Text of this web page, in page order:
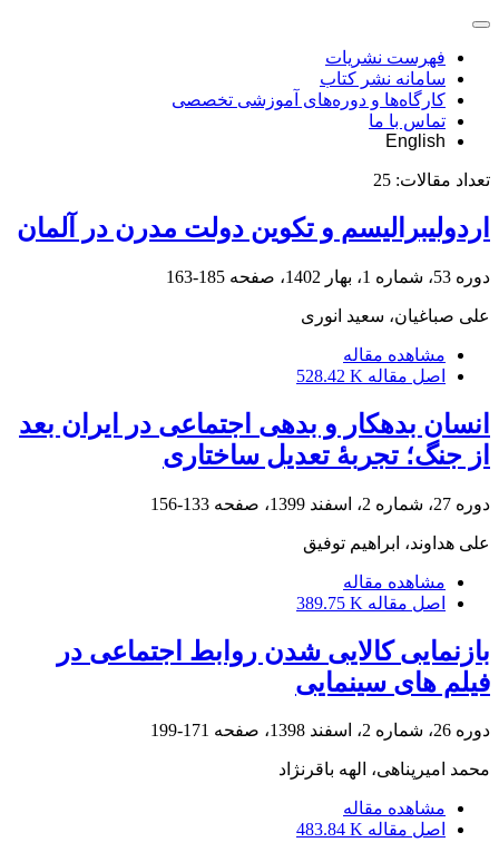
فهرست نشریات
سامانه نشر کتاب
کارگاه‌ها و دوره‌های آموزشی تخصصی
تماس با ما
English
تعداد مقالات: 25
اردولیبرالیسم و تکوین دولت مدرن در آلمان
دوره 53، شماره 1، بهار 1402، صفحه 185-163
علی صباغیان، سعید انوری
مشاهده مقاله
اصل مقاله 528.42 K
انسان بدهکار و بدهی اجتماعی در ایران بعد
از جنگ؛ تجربۀ تعدیل ساختاری
دوره 27، شماره 2، اسفند 1399، صفحه 133-156
علی هداوند، ابراهیم توفیق
مشاهده مقاله
اصل مقاله 389.75 K
بازنمایی کالایی شدن روابط اجتماعی در
فیلم های سینمایی
دوره 26، شماره 2، اسفند 1398، صفحه 171-199
محمد امیرپناهی، الهه باقرنژاد
مشاهده مقاله
اصل مقاله 483.84 K